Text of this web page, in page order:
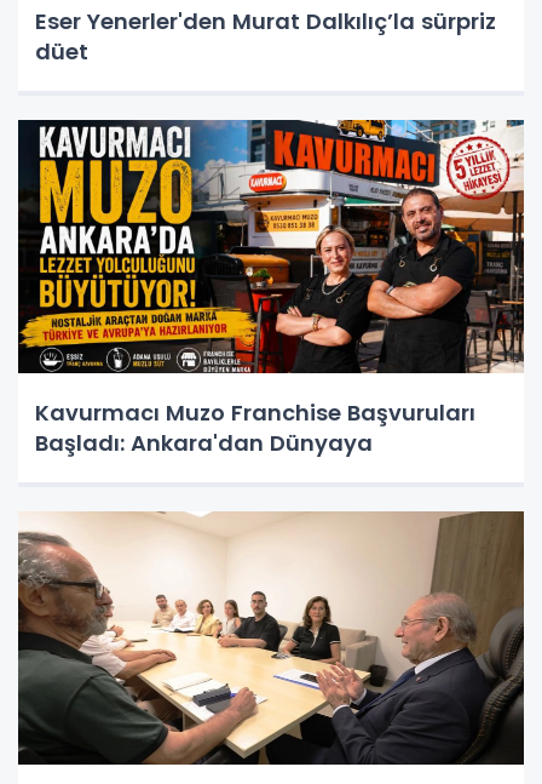
Eser Yenerler'den Murat Dalkılıç’la sürpriz
düet
Kavurmacı Muzo Franchise Başvuruları
Başladı: Ankara'dan Dünyaya